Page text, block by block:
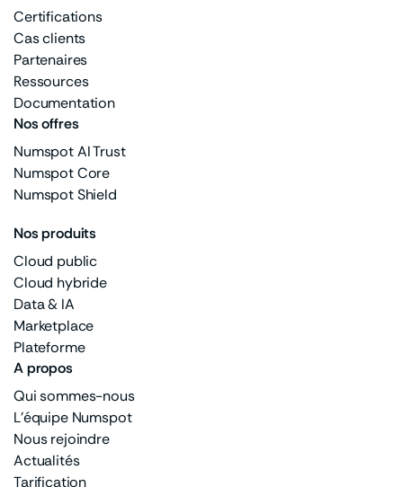
A propos
Qui sommes-nous
L'équipe Numspot
Nous rejoindre
Actualités
Tarification
Nos offres
Numspot AI Trust
Numspot Core
Numspot Shield
Nos produits
Cloud public
Cloud hybride
Data & IA
Marketplace
Plateforme
Certifications
Cas clients
Partenaires
Ressources
Documentation